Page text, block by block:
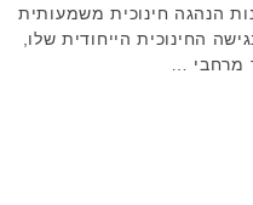
הנהגה חינוכית משמעותית
החינוכית הייחודית שלו,
מרחבי …